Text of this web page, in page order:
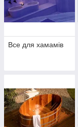
Все для хамамів